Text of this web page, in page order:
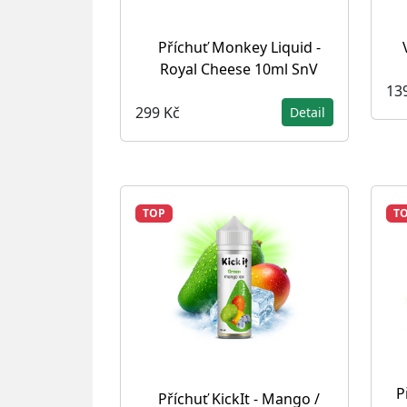
Příchuť Monkey Liquid -
Royal Cheese 10ml SnV
299 Kč Detail
TOP
Příchuť KickIt - Mango /